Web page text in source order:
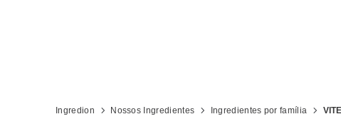
Ingredion Nossos Ingredientes Ingredientes por família